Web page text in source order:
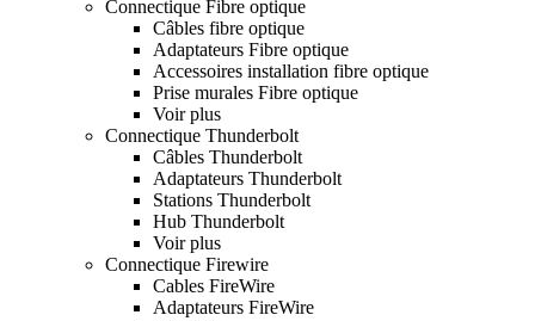
Connectique Fibre optique
Câbles fibre optique
Adaptateurs Fibre optique
Accessoires installation fibre optique
Prise murales Fibre optique
Voir plus
Connectique Thunderbolt
Câbles Thunderbolt
Adaptateurs Thunderbolt
Stations Thunderbolt
Hub Thunderbolt
Voir plus
Connectique Firewire
Cables FireWire
Adaptateurs FireWire